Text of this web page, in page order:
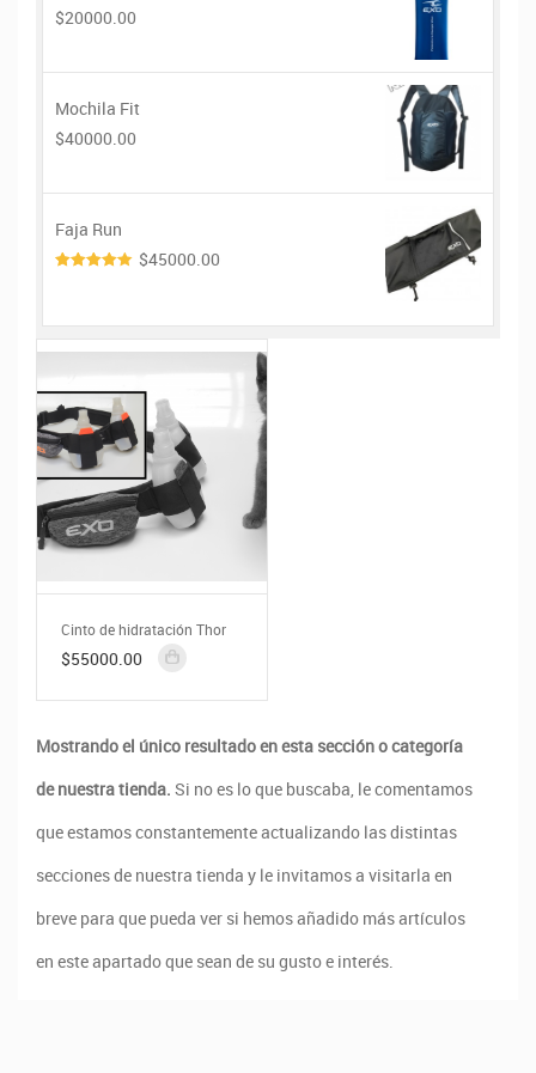
$20000.00
Mochila Fit
$40000.00
Faja Run
$45000.00
Cinto de hidratación Thor
$55000.00
Mostrando el único resultado en esta sección o categoría
de nuestra tienda. Si no es lo que buscaba, le comentamos
que estamos constantemente actualizando las distintas
secciones de nuestra tienda y le invitamos a visitarla en
breve para que pueda ver si hemos añadido más artículos
en este apartado que sean de su gusto e interés.